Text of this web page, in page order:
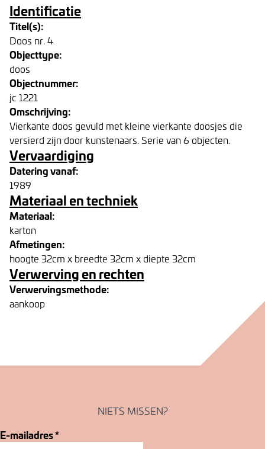
Identificatie
Titel(s):
Doos nr. 4
Objecttype:
doos
Objectnummer:
jc 1221
Omschrijving:
Vierkante doos gevuld met kleine vierkante doosjes die
versierd zijn door kunstenaars. Serie van 6 objecten.
Vervaardiging
Datering vanaf:
1989
Materiaal en techniek
Materiaal:
karton
Afmetingen:
hoogte 32cm x breedte 32cm x diepte 32cm
Verwerving en rechten
Verwervingsmethode:
aankoop
NIETS MISSEN?
E-mailadres*